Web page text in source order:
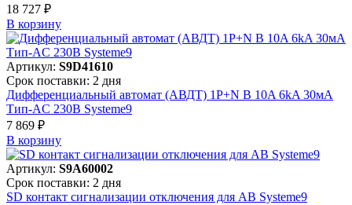
18 727 ₽
В корзинy
Артикул: S9D41610
Срок поставки: 2 дня
Дифференциальный автомат (АВДТ) 1P+N B 10A 6kA 30мА
Тип-AC 230В Systeme9
7 869 ₽
В корзинy
Артикул: S9A60002
Срок поставки: 2 дня
SD контакт сигнализации отключения для АВ Systeme9